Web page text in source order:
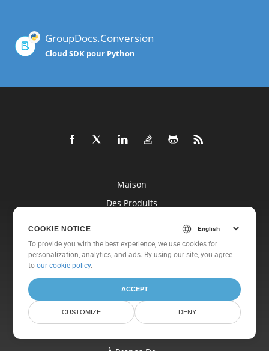
GroupDocs.Conversion
Cloud SDK pour Python
Maison
Des Produits
Prix
Docs
Support Gratuit
Blog
COOKIE NOTICE
To provide you with the best experience, we use cookies for
personalization, analytics, and ads. By using our site, you agree
toour cookie policy.
ACCEPT
CUSTOMIZE DENY